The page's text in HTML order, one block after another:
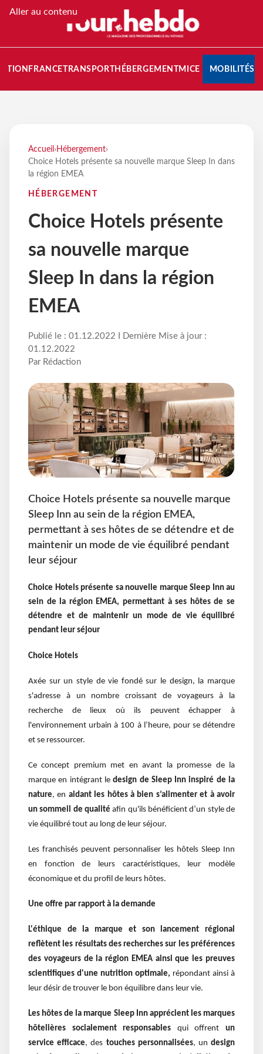
Aller au contenu
FRANCETRANSPORT HÉBERGEMENTMICE MOBILITÉS
Accueil › Hébergement›
Choice Hotels présente sa nouvelle marque Sleep In dans
la région EMEA
HÉBERGEMENT
Choice Hotels présente
sa nouvelle marque
Sleep In dans la région
EMEA
Publié le : 01.12.2022 I Dernière Mise à jour :
01.12.2022
Par Rédaction
Choice Hotels présente sa nouvelle marque
Sleep Inn au sein de la région EMEA,
permettant à ses hôtes de se détendre et de
maintenir un mode de vie équilibré pendant
leur séjour
Choice Hotels présente sa nouvelle marque Sleep Inn au
sein de la région EMEA, permettant à ses hôtes de se
détendre et de maintenir un mode de vie équilibré
pendant leur séjour
Choice Hotels
Axée sur un style de vie fondé sur le design, la marque
s'adresse à un nombre croissant de voyageurs à la
recherche de lieux où ils peuvent échapper à
l'environnement urbain à 100 à l’heure, pour se détendre
et se ressourcer.
Ce concept premium met en avant la promesse de la
marque en intégrant ledesign de Sleep Inn inspiré de la
nature, en aidant les hôtes à bien s’alimenter et à avoir
un sommeil de qualité afin qu'ils bénéficient d’un style de
vie équilibré tout au long de leur séjour.
Les franchisés peuvent personnaliser les hôtels Sleep Inn
en fonction de leurs caractéristiques, leur modèle
économique et du profil de leurs hôtes.
Une offre par rapport à la demande
L'éthique de la marque et son lancement régional
reflètent les résultats des recherches sur les préférences
des voyageurs de la région EMEA ainsi que les preuves
scientifiques d'une nutrition optimale, répondant ainsi à
leur désir de trouver le bon équilibre dans leur vie.
Les hôtes de la marque Sleep Inn apprécient les marques
hôtelières socialement responsables qui offrentun
service efficace, des touches personnalisées, undesign